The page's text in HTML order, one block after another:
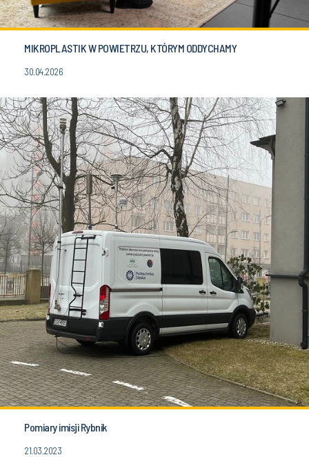
MIKROPLASTIK W POWIETRZU, KTÓRYM ODDYCHAMY
30.04.2026
Pomiary imisji Rybnik
21.03.2023